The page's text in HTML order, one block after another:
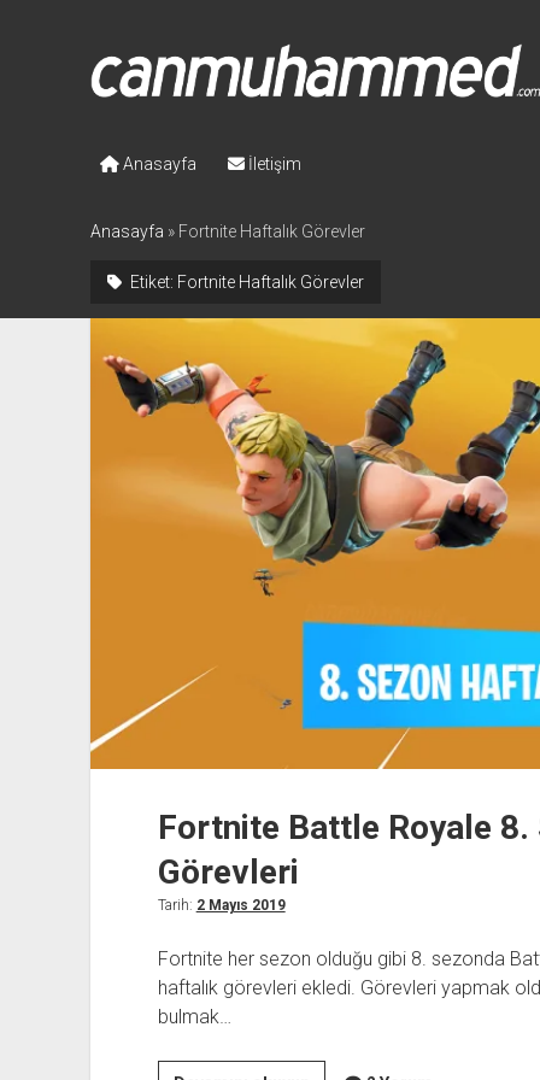
Canmuhammed.com
Anasayfa İletişim
Anasayfa » Fortnite Haftalık Görevler
Etiket: Fortnite Haftalık Görevler
Fortnite Battle Royale 8.
Görevleri
Tarih: 2 Mayıs 2019
Fortnite her sezon olduğu gibi 8. sezonda
haftalık görevleri ekledi. Görevleri yapmak
bulmak…